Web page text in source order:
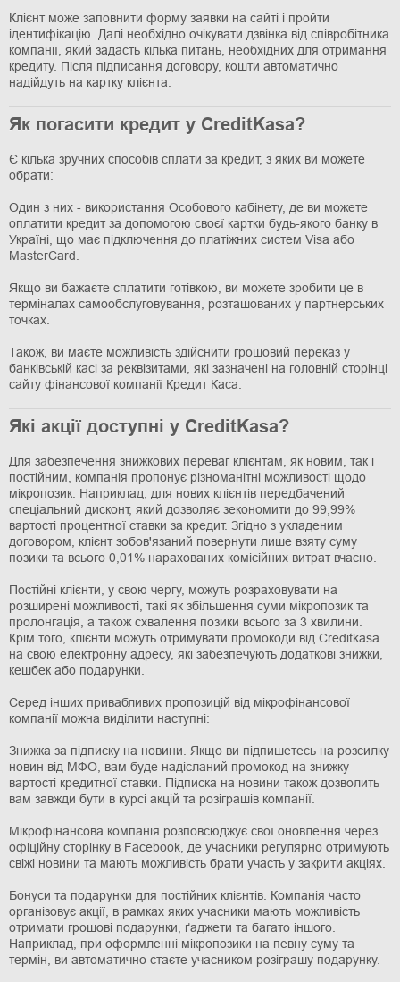
Клієнт може заповнити форму заявки на сайті і пройти
ідентифікацію. Далі необхідно очікувати дзвінка від співробітника
компанії, який задасть кілька питань, необхідних для отримання
кредиту. Після підписання договору, кошти автоматично
надійдуть на картку клієнта.
Як погасити кредит у CreditKasa?
Є кілька зручних способів сплати за кредит, з яких ви можете
обрати:
Один з них - використання Особового кабінету, де ви можете
оплатити кредит за допомогою своєї картки будь-якого банку в
Україні, що має підключення до платіжних систем Visa або
MasterCard.
Якщо ви бажаєте сплатити готівкою, ви можете зробити це в
терміналах самообслуговування, розташованих у партнерських
точках.
Також, ви маєте можливість здійснити грошовий переказ у
банківській касі за реквізитами, які зазначені на головній сторінці
сайту фінансової компанії Кредит Каса.
Які акції доступні у CreditKasa?
Для забезпечення знижкових переваг клієнтам, як новим, так і
постійним, компанія пропонує різноманітні можливості щодо
мікропозик. Наприклад, для нових клієнтів передбачений
спеціальний дисконт, який дозволяє зекономити до 99,99%
вартості процентної ставки за кредит. Згідно з укладеним
договором, клієнт зобов'язаний повернути лише взяту суму
позики та всього 0,01% нарахованих комісійних витрат вчасно.
Постійні клієнти, у свою чергу, можуть розраховувати на
розширені можливості, такі як збільшення суми мікропозик та
пролонгація, а також схвалення позики всього за 3 хвилини.
Крім того, клієнти можуть отримувати промокоди від Creditkasa
на свою електронну адресу, які забезпечують додаткові знижки,
кешбек або подарунки.
Серед інших привабливих пропозицій від мікрофінансової
компанії можна виділити наступні:
Знижка за підписку на новини. Якщо ви підпишетесь на розсилку
новин від МФО, вам буде надісланий промокод на знижку
вартості кредитної ставки. Підписка на новини також дозволить
вам завжди бути в курсі акцій та розіграшів компанії.
Мікрофінансова компанія розповсюджує свої оновлення через
офіційну сторінку в Facebook, де учасники регулярно отримують
свіжі новини та мають можливість брати участь у закрити акціях.
Бонуси та подарунки для постійних клієнтів. Компанія часто
організовує акції, в рамках яких учасники мають можливість
отримати грошові подарунки, ґаджети та багато іншого.
Наприклад, при оформленні мікропозики на певну суму та
термін, ви автоматично стаєте учасником розіграшу подарунку.